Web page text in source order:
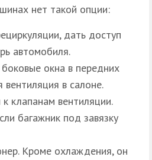
нет такой опции:
дать доступ
автомобиля.
окна в передних
вентиляция в салоне.
клапанам вентиляции.
багажник под завязку
Кроме охлаждения, он